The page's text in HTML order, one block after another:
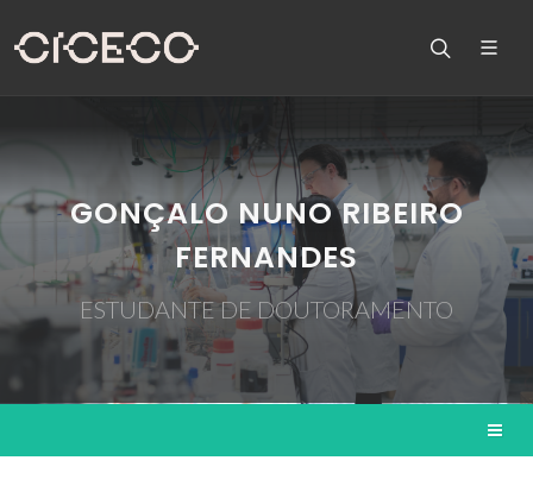
GONÇALO NUNO RIBEIRO
FERNANDES
ESTUDANTE DE DOUTORAMENTO